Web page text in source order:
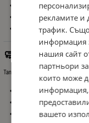
Лесна за почистване
Не задържа мръсотия
Подходяща за ежедневно
🧼 Защита на
Тапицерията предпазва
Замърсяване
Износване
рекламите и
трафик.
информация
нашия сайт
партньори
които може
информация,
вашето